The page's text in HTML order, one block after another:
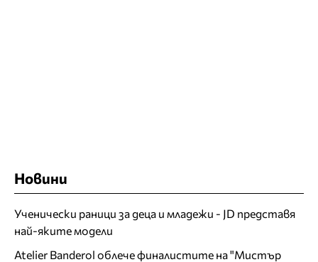
Новини
Ученически раници за деца и младежи - JD представя
най-яките модели
Atelier Banderol облече финалистите на "Мистър